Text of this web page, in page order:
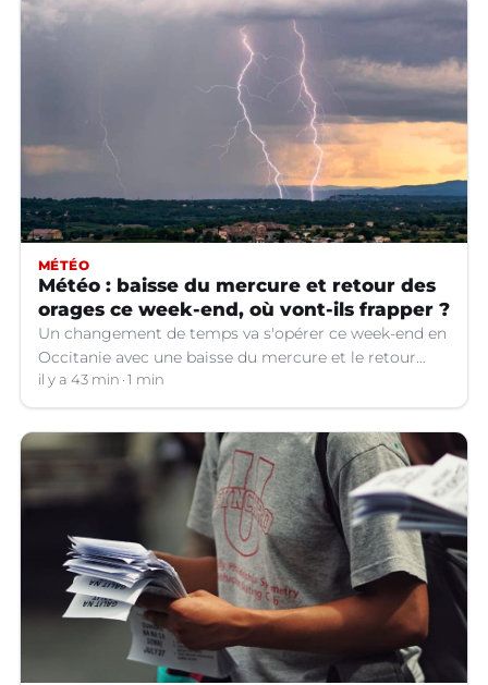
MÉTÉO
Météo : baisse du mercure et retour des
orages ce week-end, où vont-ils frapper ?
Un changement de temps va s'opérer ce week-end en
Occitanie avec une baisse du mercure et le retour
d'orages dans certains départements.
il y a 43 min 1 min